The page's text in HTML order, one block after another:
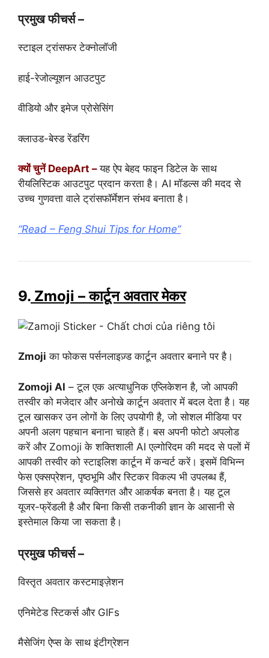
प्रमुख फीचर्स –
स्टाइल ट्रांसफर टेक्नोलॉजी
हाई-रेजोल्यूशन आउटपुट
वीडियो और इमेज प्रोसेसिंग
क्लाउड-बेस्ड रेंडरिंग
क्यों चुनें DeepArt –यह ऐप बेहद फाइन डिटेल के साथ
रीयलिस्टिक आउटपुट प्रदान करता है। AI मॉडल्स की मदद से
उच्च गुणवत्ता वाले ट्रांसफॉर्मेशन संभव बनाता है।
“Read – Feng Shui Tips for Home”
9. Zmoji – कार्टून अवतार मेकर
Zmoji का फोकस पर्सनलाइज़्ड कार्टून अवतार बनाने पर है।
Zomoji AI – टूल एक अत्याधुनिक एप्लिकेशन है, जो आपकी
तस्वीर को मजेदार और अनोखे कार्टून अवतार में बदल देता है। यह
टूल खासकर उन लोगों के लिए उपयोगी है, जो सोशल मीडिया पर
अपनी अलग पहचान बनाना चाहते हैं। बस अपनी फोटो अपलोड
करें और Zomoji के शक्तिशाली AI एल्गोरिदम की मदद से पलों में
आपकी तस्वीर को स्टाइलिश कार्टून में कन्वर्ट करें। इसमें विभिन्न
फेस एक्सप्रेशन, पृष्ठभूमि और स्टिकर विकल्प भी उपलब्ध हैं,
जिससे हर अवतार व्यक्तिगत और आकर्षक बनता है। यह टूल
यूजर-फ्रेंडली है और बिना किसी तकनीकी ज्ञान के आसानी से
इस्तेमाल किया जा सकता है।
प्रमुख फीचर्स –
विस्तृत अवतार कस्टमाइज़ेशन
एनिमेटेड स्टिकर्स और GIFs
मैसेजिंग ऐप्स के साथ इंटीग्रेशन